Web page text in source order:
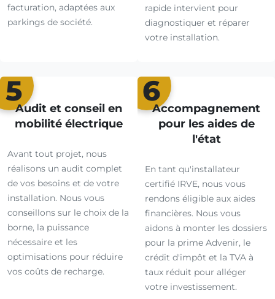
facturation, adaptées aux
parkings de société.
rapide intervient pour
diagnostiquer et réparer
votre installation.
5
Audit et conseil en
mobilité électrique
Avant tout projet, nous
réalisons un audit complet
de vos besoins et de votre
installation. Nous vous
conseillons sur le choix de la
borne, la puissance
nécessaire et les
optimisations pour réduire
vos coûts de recharge.
6
Accompagnement
pour les aides de
l'état
En tant qu'installateur
certifié IRVE, nous vous
rendons éligible aux aides
financières. Nous vous
aidons à monter les dossiers
pour la prime Advenir, le
crédit d'impôt et la TVA à
taux réduit pour alléger
votre investissement.